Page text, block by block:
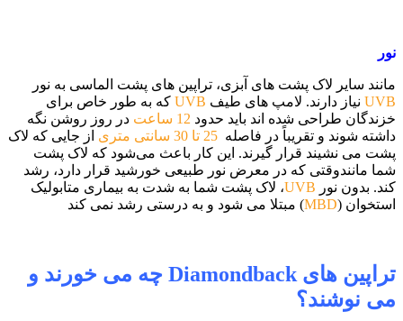
نور
مانند سایر لاک پشت های آبزی، تراپین های پشت الماسی به نور
UVB نیاز دارند. لامپ های طیف UVB که به طور خاص برای
خزندگان طراحی شده اند باید حدود 12 ساعت در روز روشن نگه
داشته شوند و تقریباً در فاصله 25 تا 30 سانتی متری
از جایی که لاک
پشت می نشیند قرار گیرند. این کار باعث می‌شود که لاک پشت
شما مانندوقتی که در معرض نور طبیعی خورشید قرار دارد، رشد
کند. بدون نور UVB، لاک پشت شما به شدت به بیماری متابولیک
استخوان (MBD) مبتلا می شود و به درستی رشد نمی کند
تراپین های Diamondback چه می خورند و
می نوشند؟